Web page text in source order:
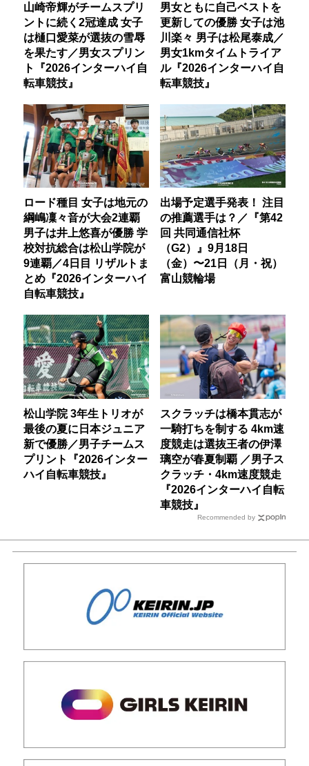
山崎帝輝がチームスプリ
ントに続く2冠達成 女子
は樋口愛菜が選抜の雪辱
を果たす／男女スプリン
ト『2026インターハイ自
転車競技』
男女ともに自己ベストを
更新しての優勝 女子は池
川楽々 男子は松尾泰成／
男女1kmタイムトライア
ル『2026インターハイ自
転車競技』
ロード種目 女子は地元の
綱嶋凜々音が大会2連覇
男子は井上悠喜が優勝 学
校対抗総合は松山学院が
9連覇／4日目 リザルトま
とめ『2026インターハイ
自転車競技』
出場予定選手発表！ 注目
の推薦選手は？／『第42
回 共同通信社杯
（G2）』9月18日
（金）〜21日（月・祝）
富山競輪場
松山学院 3年生トリオが
最後の夏に日本ジュニア
新で優勝／男子チームス
プリント『2026インター
ハイ自転車競技』
スクラッチは橋本貫志が
一騎打ちを制する 4km速
度競走は選抜王者の伊澤
璃空が春夏制覇 ／男子ス
クラッチ・4km速度競走
『2026インターハイ自転
車競技』
Recommended by